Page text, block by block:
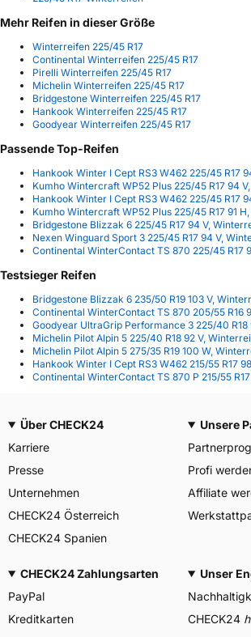
Mehr Reifen in dieser Größe
Winterreifen 225/45 R17
Continental Winterreifen 225/45 R17
Pirelli Winterreifen 225/45 R17
Michelin Winterreifen 225/45 R17
Bridgestone Winterreifen 225/45 R17
Hankook Winterreifen 225/45 R17
Goodyear Winterreifen 225/45 R17
Passende Top-Reifen
Hankook Winter I Cept RS3 W462 225/45 R17
Kumho Wintercraft WP52 Plus 225/45 R17 94
Hankook Winter I Cept RS3 W462 225/45 R17
Kumho Wintercraft WP52 Plus 225/45 R17 91
Bridgestone Blizzak 6 225/45 R17 94 V,
Nexen Winguard Sport 3 225/45 R17 94 V,
Continental WinterContact TS 870 225/45 R17
Testsieger Reifen
Bridgestone Blizzak 6 235/50 R19 103 V,
Continental WinterContact TS 870 205/55 R16
Goodyear UltraGrip Performance 3 225/40 R18
Michelin Pilot Alpin 5 225/40 R18 92 V,
Michelin Pilot Alpin 5 275/35 R19 100 W,
Hankook Winter I Cept RS3 W462 215/55 R17
Continental WinterContact TS 870 P 215/55
Über CHECK24
Karriere
Presse
Unternehmen
CHECK24 Österreich
CHECK24 Spanien
Unsere
Profi
Affiliate
CHECK24 Zahlungsarten
PayPal
Kreditkarten
Unser
CHECK24